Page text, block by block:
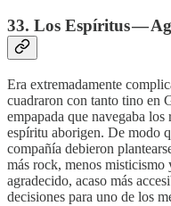
33. Los Espíritus —
Era extremadamente
cuadraron con tanto tino en
empapada que navegaba
espíritu aborigen. De modo
compañía debieron
más rock, menos misticismo
agradecido, acaso más
decisiones para uno de los